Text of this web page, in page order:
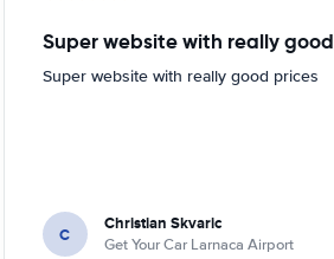
Super website with really good
Super website with really good prices
C Christian Skvaric
Get Your Car Larnaca Airport